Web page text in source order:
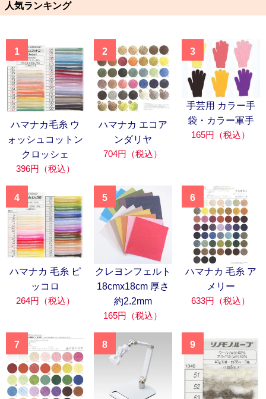
人気ランキング
1
ハマナカ毛糸 ウ
ォッシュコットン
クロッシェ
396円（税込）
2
ハマナカ エコア
ンダリヤ
704円（税込）
3
手芸用 カラー手
袋・カラー軍手
165円（税込）
4
ハマナカ 毛糸 ピ
ッコロ
264円（税込）
5
クレヨンフェルト
18cmx18cm 厚さ
約2.2mm
165円（税込）
6
ハマナカ 毛糸 ア
メリー
633円（税込）
7 8 9